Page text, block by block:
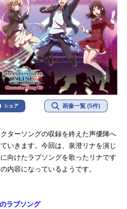
シェア 画像一覧 (5件)
ターソングの収録を終えた声優陣へ
いきます。今回は、泉澄リナを演じ
向けたラブソングを歌ったリナです
内容になっているようです。
ラブソング